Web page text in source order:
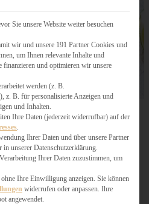
mit Kokos
Sie unsere Website weiter besuchen
wir und unsere 191 Partner Cookies und
um Ihnen relevante Inhalte und
finanzieren und optimieren wir unsere
werden (z. B.
z. B. für personalisierte Anzeigen und
und Inhalten.
Ihre Daten (jederzeit widerrufbar) auf der
Ihrer Daten und über unsere Partner
in unserer Datenschutzerklärung.
Ihrer Daten zuzustimmen, um
Ihre Einwilligung anzeigen. Sie können
widerrufen oder anpassen. Ihre
angewendet.